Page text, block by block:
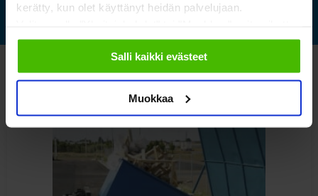
kerätty, kun olet käyttänyt heidän palvelujaan.
sallimiisi evästeisiin.
Salli kaikki evästeet
Muokkaa
Katso myös nämä